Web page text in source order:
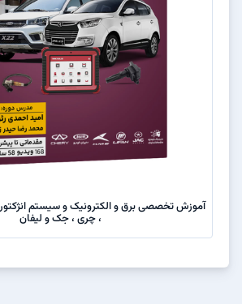
آموزش تخصصی برق و الکترونیک و سیستم
، چری ، جک و لیفان